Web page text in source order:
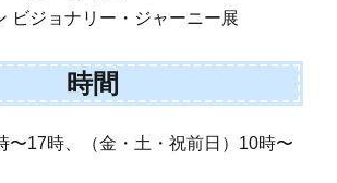
ビジョナリー・ジャーニー展
時間
〜17時、（金・土・祝前日）10時〜